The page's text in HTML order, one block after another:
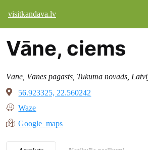
visitkandava.lv
Vāne, ciems
Vāne, Vānes pagasts, Tukuma novads,
56.923325, 22.560242
Waze
Google maps